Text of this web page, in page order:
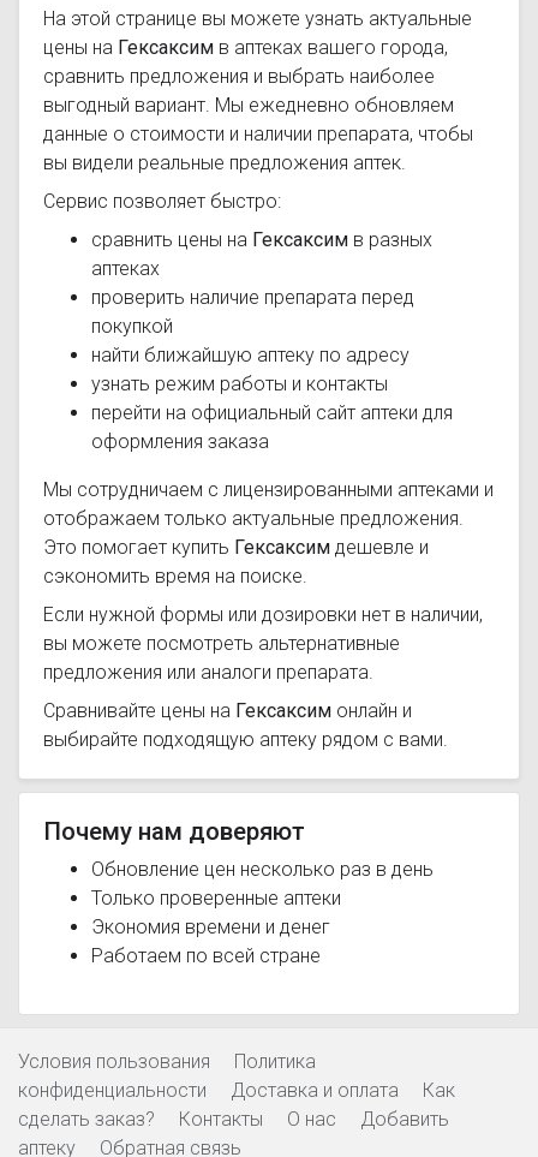
На этой странице вы можете узнать актуальные
цены на Гексаксим в аптеках вашего города,
сравнить предложения и выбрать наиболее
выгодный вариант. Мы ежедневно обновляем
данные о стоимости и наличии препарата, чтобы
вы видели реальные предложения аптек.
Сервис позволяет быстро:
сравнить цены на Гексаксим в разных
аптеках
проверить наличие препарата перед
покупкой
найти ближайшую аптеку по адресу
узнать режим работы и контакты
перейти на официальный сайт аптеки для
оформления заказа
Мы сотрудничаем с лицензированными аптеками и
отображаем только актуальные предложения.
Это помогает купить Гексаксим дешевле и
сэкономить время на поиске.
Если нужной формы или дозировки нет в наличии,
вы можете посмотреть альтернативные
предложения или аналоги препарата.
Сравнивайте цены на Гексаксим онлайн и
выбирайте подходящую аптеку рядом с вами.
Почему нам доверяют
Обновление цен несколько раз в день
Только проверенные аптеки
Экономия времени и денег
Работаем по всей стране
Условия пользования
Политика
конфиденциальности
Доставка и оплата
Как
сделать заказ?
Контакты О нас
Добавить
аптеку
Обратная связь